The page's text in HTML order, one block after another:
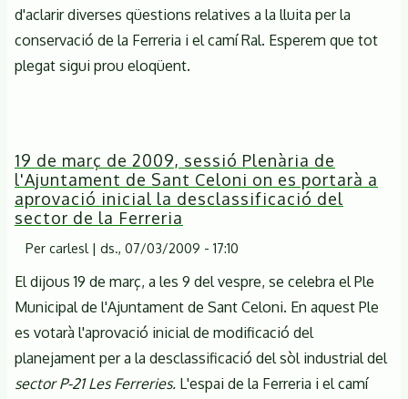
d'aclarir diverses qüestions relatives a la lluita per la
conservació de la Ferreria i el camí Ral. Esperem que tot
plegat sigui prou eloqüent.
19 de març de 2009, sessió Plenària de
l'Ajuntament de Sant Celoni on es portarà a
aprovació inicial la desclassificació del
sector de la Ferreria
Per carlesl | ds., 07/03/2009 - 17:10
El dijous 19 de març, a les 9 del vespre, se celebra el Ple
Municipal de l'Ajuntament de Sant Celoni. En aquest Ple
es votarà l'aprovació inicial de modificació del
planejament per a la desclassificació del sòl industrial del
sector P-21 Les Ferreries. L'espai de la Ferreria i el camí